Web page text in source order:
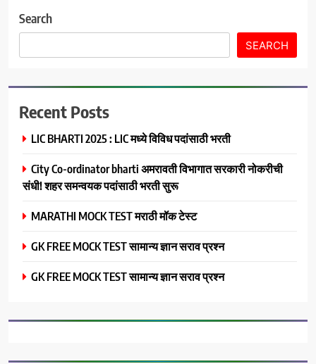
Search
SEARCH
Recent Posts
LIC BHARTI 2025 : LIC मध्ये विविध पदांसाठी भरती
City Co-ordinator bharti अमरावती विभागात सरकारी नोकरीची
संधी! शहर समन्वयक पदांसाठी भरती सुरू
MARATHI MOCK TEST मराठी मॉक टेस्ट
GK FREE MOCK TEST सामान्य ज्ञान सराव प्रश्न
GK FREE MOCK TEST सामान्य ज्ञान सराव प्रश्न